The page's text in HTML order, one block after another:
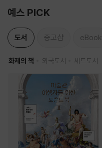
예스 PICK
도서 중고샵 eBook
화제의 책 외국도서 세트도서